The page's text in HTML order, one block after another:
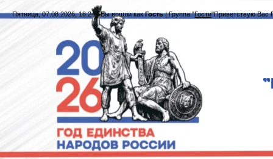
Пятница, 07.08.2026, 18:24 |Вы вошли как Гость|Группа"Гости"Приветствую Вас